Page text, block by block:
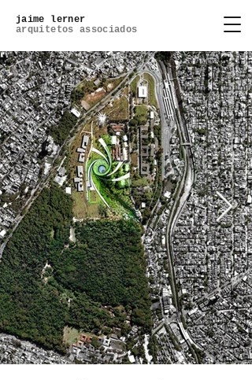
jaime lerner
arquitetos associados